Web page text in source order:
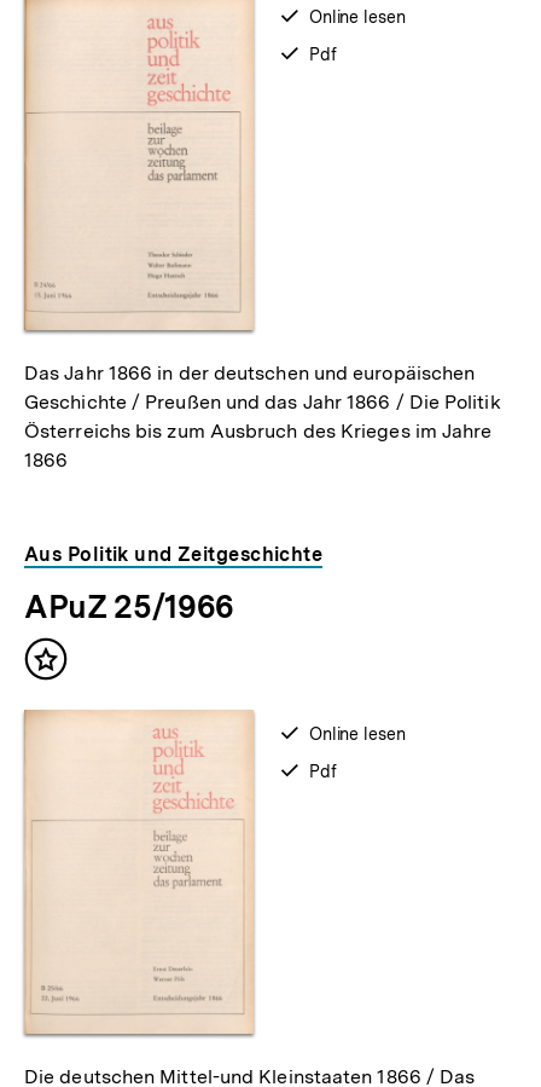
verfügbar
zum
Online lesen
verfügbar
Pdf
Das Jahr 1866 in der deutschen und europäischen
Geschichte / Preußen und das Jahr 1866 / Die Politik
Österreichs bis zum Ausbruch des Krieges im Jahre
1866
Aus Politik und Zeitgeschichte
APuZ 25/1966
Inhalt
verfügbar
Online lesen
verfügbar
Pdf
Die deutschen Mittel-und Kleinstaaten 1866 / Das